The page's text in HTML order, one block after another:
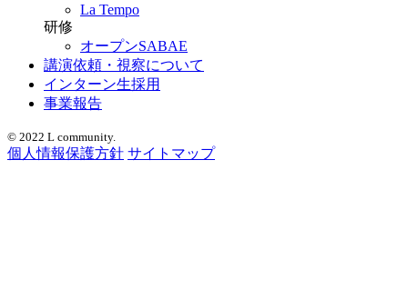
La Tempo
研修
オープンSABAE
講演依頼・視察について
インターン生採用
事業報告
© 2022 L community.
個人情報保護方針 サイトマップ